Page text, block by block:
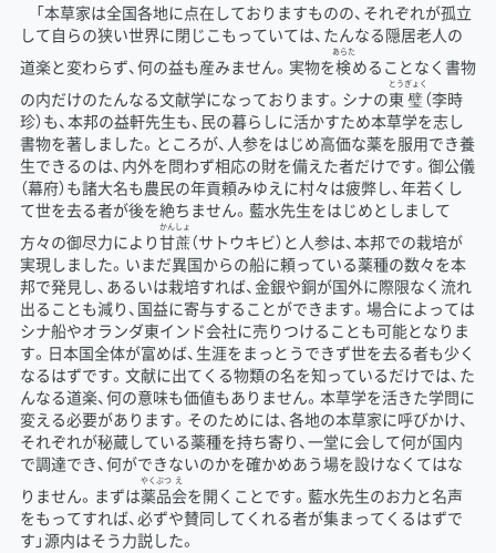
「本草家は全国各地に点在しておりますものの、それぞれが孤立
して自らの狭い世界に閉じこもっていては、たんなる隠居老人の
道楽と変わらず、何の益も産みません。実物を検
あらた
めることなく書物
の内だけのたんなる文献学になっております。シナの東
とう
璧
ぎょく
（李時
珍）も、本邦の益軒先生も、民の暮らしに活かすため本草学を志し
書物を著しました。ところが、人参をはじめ高価な薬を服用でき養
生できるのは、内外を問わず相応の財を備えた者だけです。御公儀
（幕府）も諸大名も農民の年貢頼みゆえに村々は疲弊し、年若くし
て世を去る者が後を絶ちません。藍水先生をはじめとしまして
方々の御尽力により甘蔗
かんしょ
（サトウキビ）と人参は、本邦での栽培が
実現しました。いまだ異国からの船に頼っている薬種の数々を本
邦で発見し、あるいは栽培すれば、金銀や銅が国外に際限なく流れ
出ることも減り、国益に寄与することができます。場合によっては
シナ船やオランダ東インド会社に売りつけることも可能となりま
す。日本国全体が富めば、生涯をまっとうできず世を去る者も少く
なるはずです。文献に出てくる物類の名を知っているだけでは、た
んなる道楽、何の意味も価値もありません。本草学を活きた学問に
変える必要があります。そのためには、各地の本草家に呼びかけ、
それぞれが秘蔵している薬種を持ち寄り、一堂に会して何が国内
で調達でき、何ができないのかを確かめあう場を設けなくてはな
りません。まずは薬
やく
品
ぶつ
会
え
を開くことです。藍水先生のお力と名声
をもってすれば、必ずや賛同してくれる者が集まってくるはずで
す」源内はそう力説した。